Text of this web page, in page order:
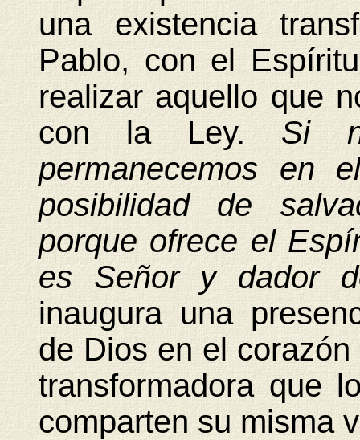
una existencia
Pablo, con el
realizar aquello que
con la Ley.Si
permanecemos en
posibilidad de
porque ofrece el
es Señor y dador
inaugura una
de Dios en el
transformadora que
comparten su misma